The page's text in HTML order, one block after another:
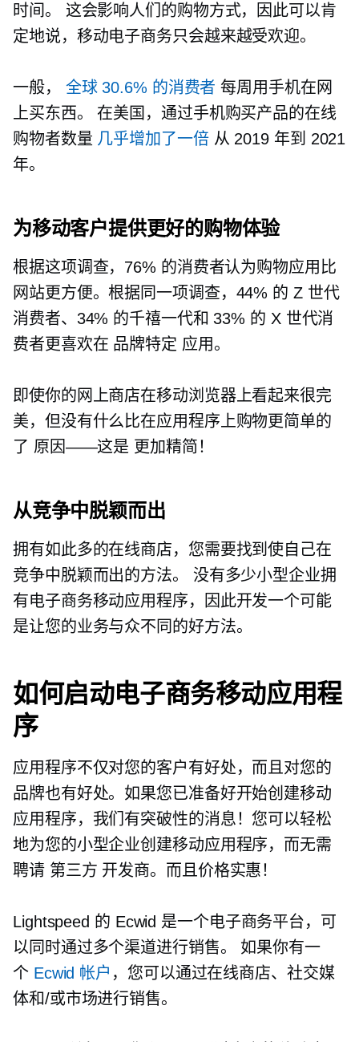
时间。 这会影响人们的购物方式，因此可以肯
定地说，移动电子商务只会越来越受欢迎。
一般， 全球 30.6% 的消费者 每周用手机在网
上买东西。 在美国，通过手机购买产品的在线
购物者数量 几乎增加了一倍从 2019 年到 2021
年。
为移动客户提供更好的购物体验
根据这项调查，76% 的消费者认为购物应用比
网站更方便。根据同一项调查，44% 的 Z 世代
消费者、34% 的千禧一代和 33% 的 X 世代消
费者更喜欢在 品牌特定 应用。
即使你的网上商店在移动浏览器上看起来很完
美，但没有什么比在应用程序上购物更简单的
了 原因——这是 更加精简！
从竞争中脱颖而出
拥有如此多的在线商店，您需要找到使自己在
竞争中脱颖而出的方法。 没有多少小型企业拥
有电子商务移动应用程序，因此开发一个可能
是让您的业务与众不同的好方法。
如何启动电子商务移动应用程
序
应用程序不仅对您的客户有好处，而且对您的
品牌也有好处。如果您已准备好开始创建移动
应用程序，我们有突破性的消息！您可以轻松
地为您的小型企业创建移动应用程序，而无需
聘请 第三方 开发商。而且价格实惠！
Lightspeed 的 Ecwid 是一个电子商务平台，可
以同时通过多个渠道进行销售。 如果你有一
个 Ecwid 帐户 ，您可以通过在线商店、社交媒
体和/或市场进行销售。